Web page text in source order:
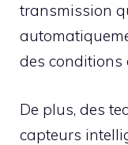
transmission
des conditions
De plus, des
capteurs